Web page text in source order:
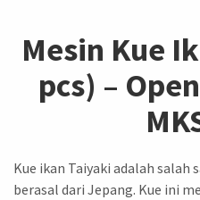
Mesin Kue
pcs) –
Kue ikan Taiyaki adalah salah
berasal dari Jepang. Kue ini